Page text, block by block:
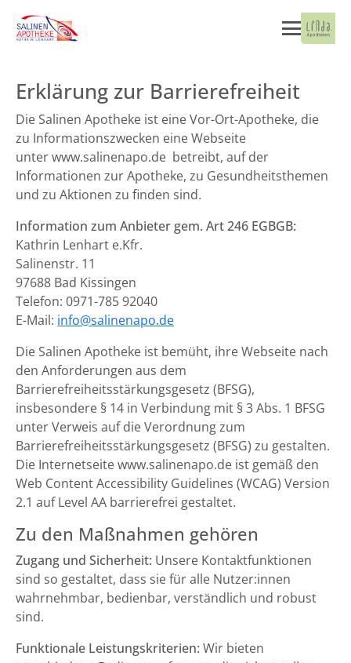
Erklärung zur Barrierefreiheit
Die Salinen Apotheke ist eine Vor-Ort-Apotheke, die
zu Informationszwecken eine Webseite
unter www.salinenapo.de betreibt, auf der
Informationen zur Apotheke, zu Gesundheitsthemen
und zu Aktionen zu finden sind.
Information zum Anbieter gem. Art 246 EGBGB:
Kathrin Lenhart e.Kfr.
Salinenstr. 11
97688 Bad Kissingen
Telefon: 0971-785 92040
E-Mail: info@salinenapo.de
Die Salinen Apotheke ist bemüht, ihre Webseite nach
den Anforderungen aus dem
Barrierefreiheitsstärkungsgesetz (BFSG),
insbesondere § 14 in Verbindung mit § 3 Abs. 1 BFSG
unter Verweis auf die Verordnung zum
Barrierefreiheitsstärkungsgesetz (BFSG) zu gestalten.
Die Internetseite www.salinenapo.de ist gemäß den
Web Content Accessibility Guidelines (WCAG) Version
2.1 auf Level AA barrierefrei gestaltet.
Zu den Maßnahmen gehören
Zugang und Sicherheit: Unsere Kontaktfunktionen
sind so gestaltet, dass sie für alle Nutzer:innen
wahrnehmbar, bedienbar, verständlich und robust
sind.
Funktionale Leistungskriterien: Wir bieten